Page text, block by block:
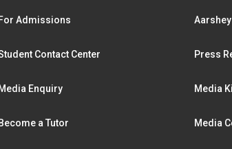
For Admissions
Contact Center
Media Enquiry
Become a Tutor
Press
Media
Media